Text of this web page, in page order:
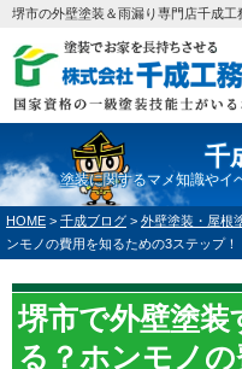
堺市の外壁塗装＆雨漏り専門店千成工
千
塗装に関するマメ知識やイ
HOME > 千成ブログ > 外壁塗装・屋根
ンモノの費用を知るための3ステップ！
堺市で外壁塗
る？ホンモノ